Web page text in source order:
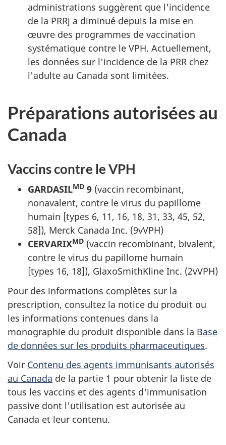
administrations suggèrent que l'incidence
de la PRRj a diminué depuis la mise en
œuvre des programmes de vaccination
systématique contre le VPH. Actuellement,
les données sur l'incidence de la PRR chez
l'adulte au Canada sont limitées.
Préparations autorisées au
Canada
Vaccins contre le VPH
GARDASILMD 9 (vaccin recombinant,
nonavalent, contre le virus du papillome
humain [types 6, 11, 16, 18, 31, 33, 45, 52,
58]), Merck Canada Inc. (9vVPH)
CERVARIXMD (vaccin recombinant, bivalent,
contre le virus du papillome humain
[types 16, 18]), GlaxoSmithKline Inc. (2vVPH)
Pour des informations complètes sur la
prescription, consultez la notice du produit ou
les informations contenues dans la
monographie du produit disponible dans la Base
de données sur les produits pharmaceutiques.
Voir Contenu des agents immunisants autorisés
au Canada de la partie 1 pour obtenir la liste de
tous les vaccins et des agents d'immunisation
passive dont l'utilisation est autorisée au
Canada et leur contenu.